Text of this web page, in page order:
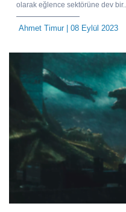
olarak eğlence sektörüne dev
Ahmet Timur| 08 Eylül 2023